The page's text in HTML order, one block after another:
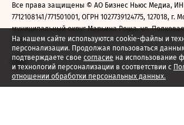
На нашем сайте используются cookie-файлы и
персонализации. Продолжая пользоваться
подтверждаете свое согласие на использование
и технологий персонализации в соответствии с
отношении обработки персональных данных.
Все права защищены © АО Бизнес Ньюс Медиа,
7712108141/771501001, ОГРН 1027739124775, 127018, г.
муниципальный округ Марьина Роща, ул. Полковая,
2026